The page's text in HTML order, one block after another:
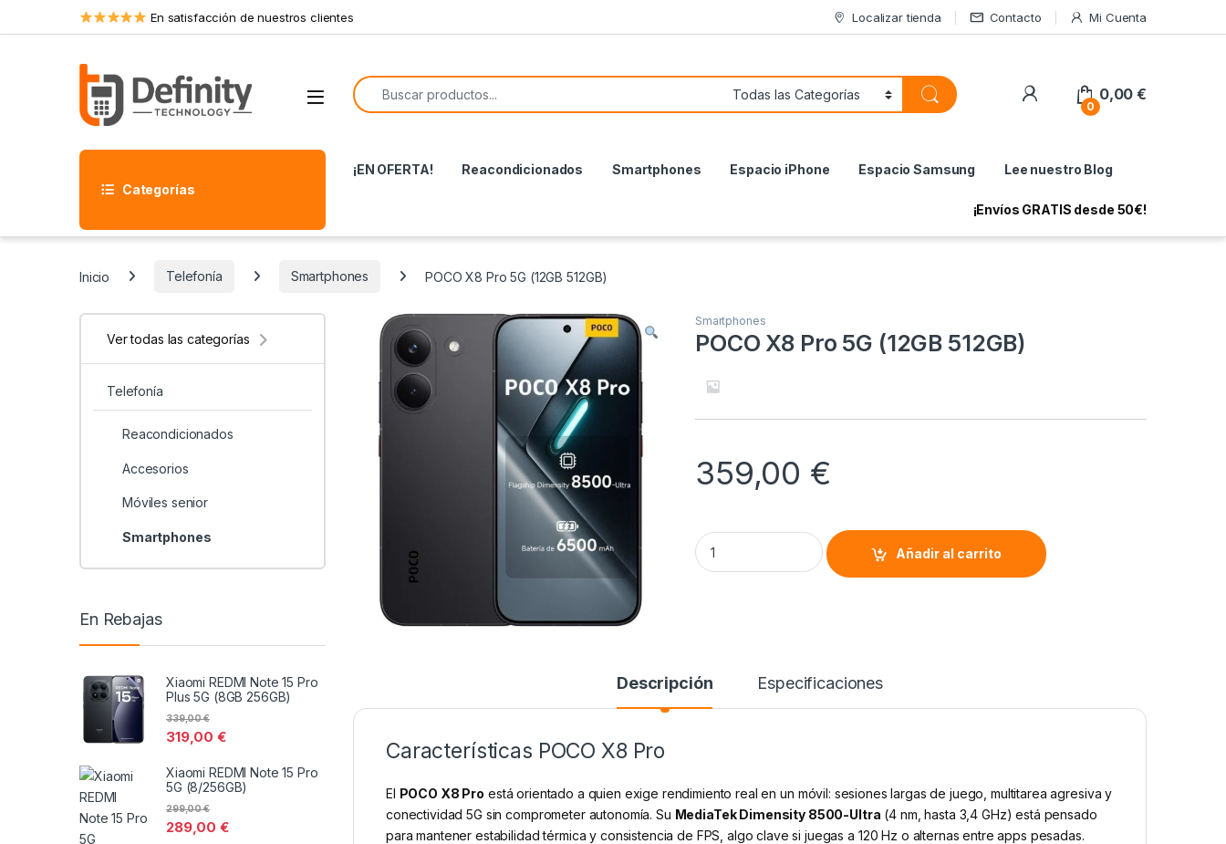
Skip to navigation
Skip to content En satisfacción de nuestros clientes Localizar tienda Contacto Mi Cuenta
Open
Search for:
My Account
0
0,00€
Categorías
¡EN OFERTA! Reacondicionados Smartphones Espacio iPhone Espacio Samsung Lee nuestro Blog
¡Envíos GRATIS desde 50€!
Inicio Telefonía Smartphones POCO X8 Pro 5G (12GB 512GB)
Smartphones
POCO X8 Pro 5G (12GB 512GB)
359,00 €
POCO X8 Pro 5G (12GB 512GB) quantity
Añadir al carrito
Descripción Especificaciones
Características POCO X8 Pro
El POCO X8 Pro está orientado a quien exige rendimiento real en un móvil: sesiones largas de juego, multitarea agresiva y
conectividad 5G sin comprometer autonomía. Su MediaTek Dimensity 8500-Ultra (4 nm, hasta 3,4 GHz) está pensado
para mantener estabilidad térmica y consistencia de FPS, algo clave si juegas a 120 Hz o alternas entre apps pesadas.
Ver todas las categorías
Telefonía
Reacondicionados
Accesorios
Móviles senior
Smartphones
En Rebajas
Xiaomi REDMI Note 15 Pro
Plus 5G (8GB 256GB)
319,00€
339,00€
Xiaomi REDMI Note 15 Pro
5G (8/256GB)
289,00€
299,00€